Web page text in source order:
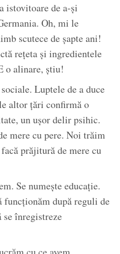
istovitoare de a-și
Oh, mi le
scutece de șapte ani!
rețeta și ingredientele
o alinare, știu!
Luptele de a duce
altor țări confirmă o
un ușor delir psihic.
mere cu pere. Noi trăim
prăjitură de mere cu
Se numește educație.
funcționăm după reguli de
înregistreze